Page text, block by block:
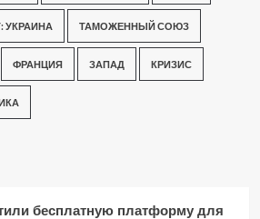
УКРАИНА ТАМОЖЕННЫЙ СОЮЗ
ФРАНЦИЯ ЗАПАД КРИЗИС
бесплатную платформу для